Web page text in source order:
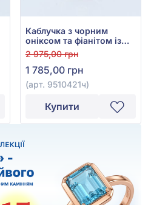
Каблучка з чорним
онiксом та фіанітом із
срібла 925°, арт.
9510421ч
2 975,00 грн
1 785,00 грн
(арт. 9510421ч)
Купити